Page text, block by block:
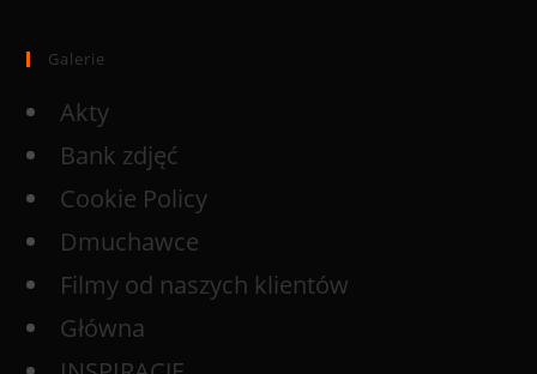
Galerie
Akty
Bank zdjęć
Cookie Policy
Dmuchawce
Filmy od naszych klientów
Główna